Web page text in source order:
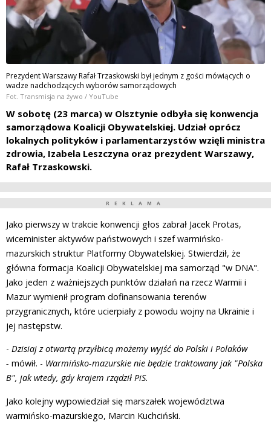
Prezydent Warszawy Rafał Trzaskowski był jednym z gości mówiących o
wadze nadchodzących wyborów samorządowych
Fot. Transmisja na żywo / YouTube
W sobotę (23 marca) w Olsztynie odbyła się konwencja
samorządowa Koalicji Obywatelskiej. Udział oprócz
lokalnych polityków i parlamentarzystów wzięli ministra
zdrowia, Izabela Leszczyna oraz prezydent Warszawy,
Rafał Trzaskowski.
REKLAMA
Jako pierwszy w trakcie konwencji głos zabrał Jacek Protas,
wiceminister aktywów państwowych i szef warmińsko-
mazurskich struktur Platformy Obywatelskiej. Stwierdził, że
główna formacja Koalicji Obywatelskiej ma samorząd "w DNA".
Jako jeden z ważniejszych punktów działań na rzecz Warmii i
Mazur wymienił program dofinansowania terenów
przygranicznych, które ucierpiały z powodu wojny na Ukrainie i
jej następstw.
- Dzisiaj z otwartą przyłbicą możemy wyjść do Polski i Polaków
- mówił. - Warmińsko-mazurskie nie będzie traktowany jak "Polska
B", jak wtedy, gdy krajem rządził PiS.
Jako kolejny wypowiedział się marszałek województwa
warmińsko-mazurskiego, Marcin Kuchciński.